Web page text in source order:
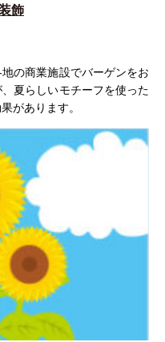
飾
の商業施設でバーゲンをお
夏らしいモチーフを使った
があります。